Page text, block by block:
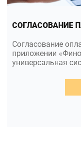
СОГЛАСОВАНИЕ
Согласование
приложении
универсальная